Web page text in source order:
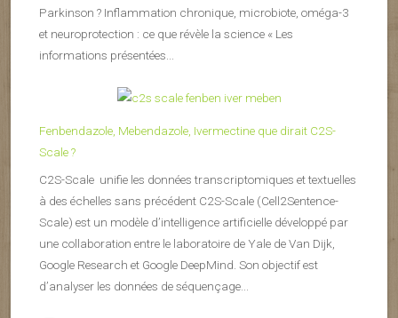
Parkinson ? Inflammation chronique, microbiote, oméga-3
et neuroprotection : ce que révèle la science « Les
informations présentées...
Fenbendazole, Mebendazole, Ivermectine que dirait C2S-
Scale ?
C2S-Scale unifie les données transcriptomiques et textuelles
à des échelles sans précédent C2S-Scale (Cell2Sentence-
Scale) est un modèle d’intelligence artificielle développé par
une collaboration entre le laboratoire de Yale de Van Dijk,
Google Research et Google DeepMind. Son objectif est
d’analyser les données de séquençage...